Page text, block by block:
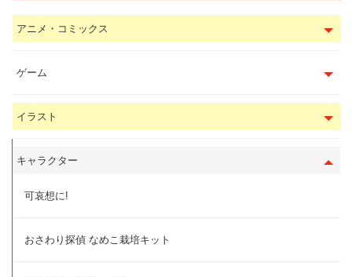
アニメ・コミックス
ゲーム
イラスト
キャラクター
可哀想に!
おさわり探偵 なめこ栽培キット